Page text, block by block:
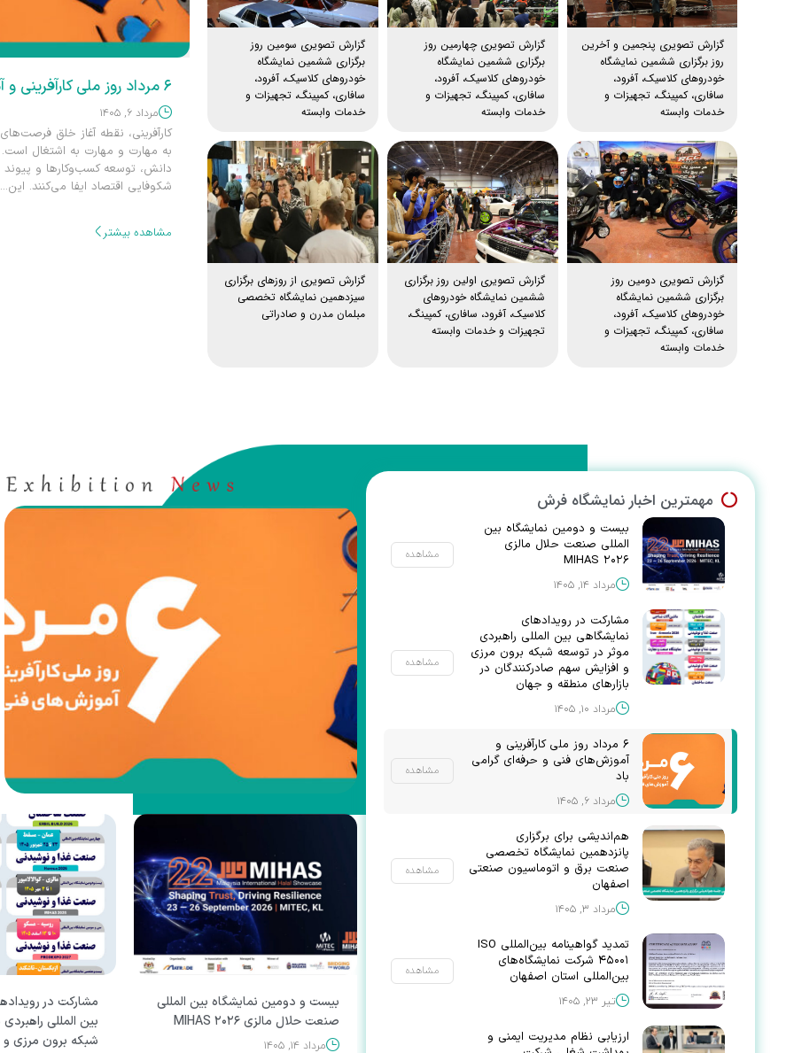
گزارش تصویری پنجمین و آخرین
روز برگزاری ششمین نمایشگاه
خودروهای کلاسیک، آفرود،
سافاری، کمپینگ، تجهیزات و
خدمات وابسته
گزارش تصویری چهارمین روز
برگزاری ششمین نمایشگاه
خودروهای کلاسیک، آفرود،
سافاری، کمپینگ، تجهیزات و
خدمات وابسته
گزارش تصویری سومین روز
برگزاری ششمین نمایشگاه
خودروهای کلاسیک، آفرود،
سافاری، کمپینگ، تجهیزات و
خدمات وابسته
گزارش تصویری دومین روز
برگزاری ششمین نمایشگاه
خودروهای کلاسیک، آفرود،
سافاری، کمپینگ، تجهیزات و
خدمات وابسته
گزارش تصویری اولین روز برگزاری
ششمین نمایشگاه خودروهای
کلاسیک، آفرود، سافاری، کمپینگ،
تجهیزات و خدمات وابسته
گزارش تصویری از روزهای برگزاری
سیزدهمین نمایشگاه تخصصی
مبلمان مدرن و صادراتی
شبکه برون
توانمندی و پتانسیل
ایران در رویدادهای
است. از علاقه
۶ مرداد روز ملی کارآفرینی و آموزش‌های فنی و حرفه‌ای گرامی باد
کارآفرینی، نقطه آغاز خلق فرصت‌های تازه و آموزش‌های فنی و حرفه‌ای، پلی مطمئن برای تبدیل دانش
به مهارت و مهارت به اشتغال است. نمایشگاه‌ها نیز به‌عنوان بستری برای معرفی توانمندی‌ها، تبادل
دانش، توسعه کسب‌وکارها و پیوند میان صنعت، مهارت و نوآوری، نقشی مؤثر در رونق تولید و
شکوفایی اقتصاد ایفا می‌کنند. این...
مشاهده بیشتر
هم‌اندیشی
مرداد ۳, ۱۴۰۵
نخستین جلسه
حضور تشکل‌ها،
مهمترین اخبار نمایشگاه فرش
بیست و دومین نمایشگاه بین
المللی صنعت حلال مالزی
MIHAS ۲۰۲۶
مرداد ۱۴, ۱۴۰۵
مشاهده
مشارکت در رویدادهای
نمایشگاهی بین المللی راهبردی
موثر در توسعه شبکه برون مرزی
و افزایش سهم صادرکنندگان در
بازارهای منطقه و جهان
مرداد ۱۰, ۱۴۰۵
مشاهده
۶ مرداد روز ملی کارآفرینی و
آموزش‌های فنی و حرفه‌ای گرامی
باد
مرداد ۶, ۱۴۰۵
مشاهده
هم‌اندیشی برای برگزاری
پانزدهمین نمایشگاه تخصصی
صنعت برق و اتوماسیون صنعتی
اصفهان
مرداد ۳, ۱۴۰۵
مشاهده
تمدید گواهینامه بین‌المللی ISO
۴۵۰۰۱ شرکت نمایشگاه‌های
بین‌المللی استان اصفهان
تیر ۲۳, ۱۴۰۵
مشاهده
ارزیابی نظام مدیریت ایمنی و
بین المللی
برون مرزی و افزایش
منطقه و جهان
با هدف ایجاد بستر
تولیدکنندگان و
و جهان برپایی پاویون ملی
در حوزهای مختلف به شرح
شرکت تماس حاصل فرمایند.
۶ مرداد روز ملی کارآفرینی و
مرداد ۶, ۱۴۰۵
کارآفرینی، نقطه آغاز خلق فرصت‌های تازه و
حرفه‌ای، پلی مطمئن برای تبدیل دانش به
است. نمایشگاه‌ها نیز به‌عنوان بستری برای
تبادل دانش، توسعه کسب‌وکارها و پیوند
نوآوری، نقشی مؤثر در رونق تولید و شکوفایی
این روز را به تمامی کارآفرینان، صنعتگران،
اقتصادی، مربیان و مهارت‌آموزانی که با
آینده‌ای روشن‌تر برای ایران می‌سازند، تبریک
مشاهده بیشتر
بیست و دومین نمایشگاه بین المللی
صنعت حلال مالزی MIHAS ۲۰۲۶
مرداد ۱۴, ۱۴۰۵
مشارکت در
بین المللی
شبکه برون مرزی